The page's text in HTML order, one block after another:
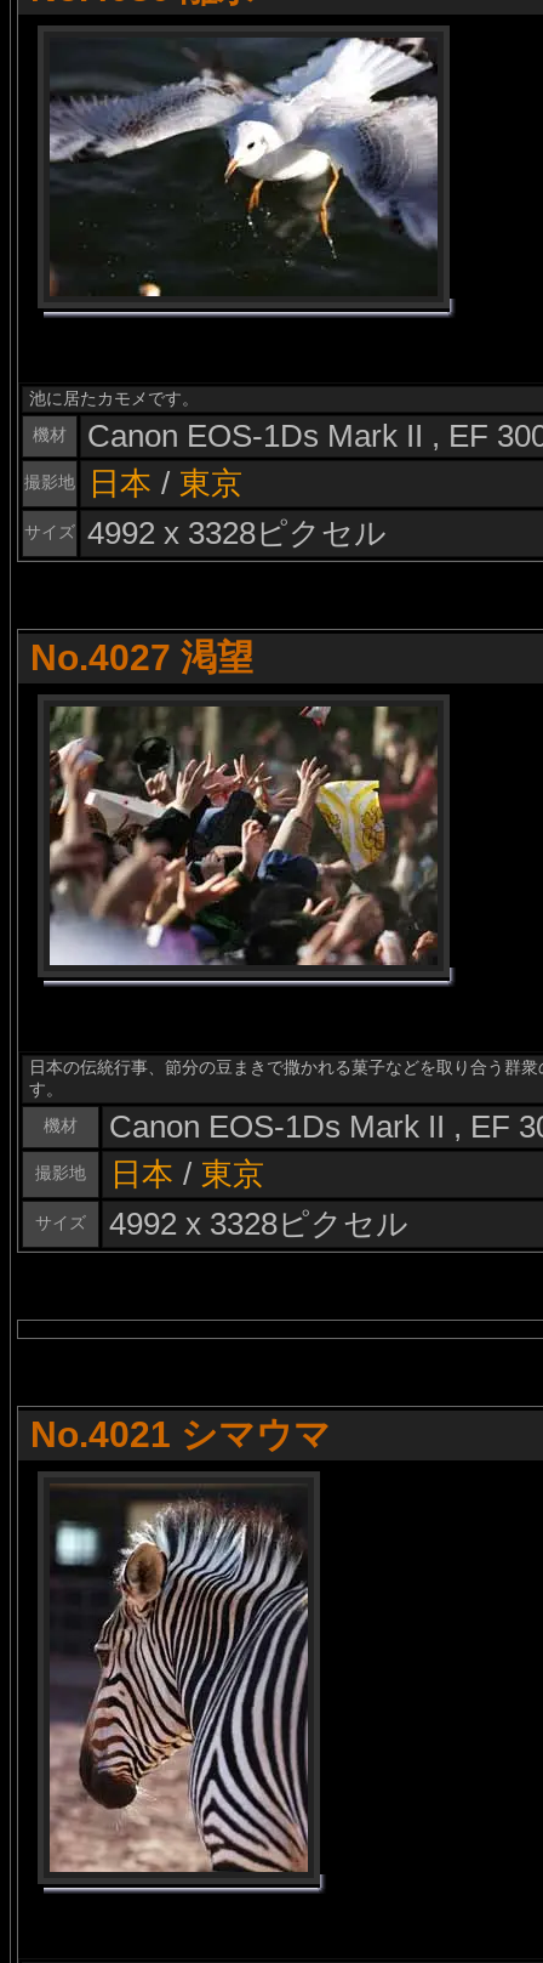
池に居たカモメです。
機材
Canon EOS-1Ds Mark II , EF
撮影地 日本 / 東京
サイズ 4992 x 3328ピクセル
No.4027 渇望
日本の伝統行事、節分の豆まきで撒かれる菓子などを取り合う群
す。
機材
Canon EOS-1Ds Mark II , EF
撮影地 日本 / 東京
サイズ 4992 x 3328ピクセル
No.4021 シマウマ